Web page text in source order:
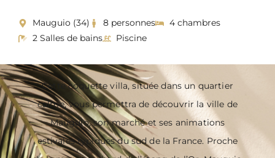
Mauguio (34) 8 personnes
4 chambres
2 Salles de bains
Piscine
Cette coquette villa, située dans un quartier
calme, vous permettra de découvrir la ville de
Mauguio, son marché et ses animations
estivales typiques du sud de la France. Proche